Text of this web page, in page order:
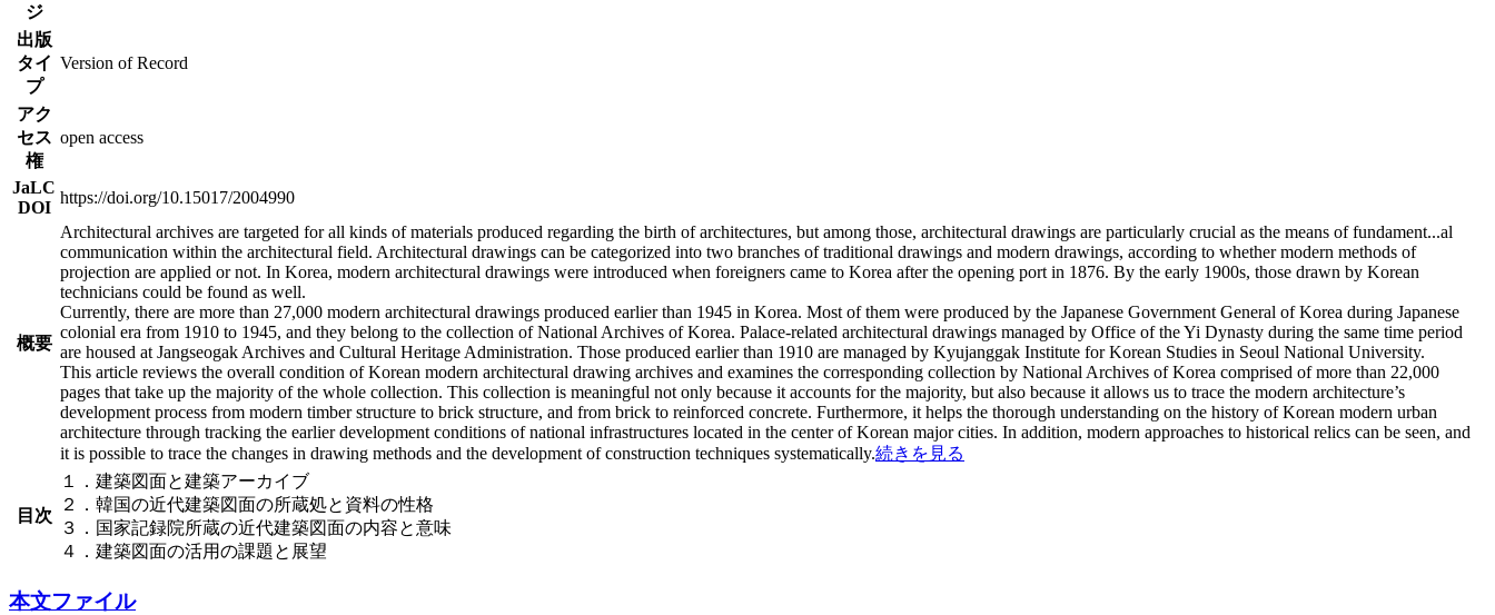
ジ
出版
タイ
プ
Version of Record
アク
セス
権
open access
JaLC
DOI
https://doi.org/10.15017/2004990
概要
Architectural archives are targeted for all kinds of materials produced regarding the birth of architectures, but among those, architectural drawings are particularly crucial as the means of fundament...al
communication within the architectural field. Architectural drawings can be categorized into two branches of traditional drawings and modern drawings, according to whether modern methods of
projection are applied or not. In Korea, modern architectural drawings were introduced when foreigners came to Korea after the opening port in 1876. By the early 1900s, those drawn by Korean
technicians could be found as well.
Currently, there are more than 27,000 modern architectural drawings produced earlier than 1945 in Korea. Most of them were produced by the Japanese Government General of Korea during Japanese
colonial era from 1910 to 1945, and they belong to the collection of National Archives of Korea. Palace-related architectural drawings managed by Office of the Yi Dynasty during the same time period
are housed at Jangseogak Archives and Cultural Heritage Administration. Those produced earlier than 1910 are managed by Kyujanggak Institute for Korean Studies in Seoul National University.
This article reviews the overall condition of Korean modern architectural drawing archives and examines the corresponding collection by National Archives of Korea comprised of more than 22,000
pages that take up the majority of the whole collection. This collection is meaningful not only because it accounts for the majority, but also because it allows us to trace the modern architecture’s
development process from modern timber structure to brick structure, and from brick to reinforced concrete. Furthermore, it helps the thorough understanding on the history of Korean modern urban
architecture through tracking the earlier development conditions of national infrastructures located in the center of Korean major cities. In addition, modern approaches to historical relics can be seen, and
it is possible to trace the changes in drawing methods and the development of construction techniques systematically.続きを見る
目次
１．建築図面と建築アーカイブ
２．韓国の近代建築図面の所蔵処と資料の性格
３．国家記録院所蔵の近代建築図面の内容と意味
４．建築図面の活用の課題と展望
本文ファイル